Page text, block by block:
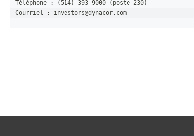
Téléphone : (514) 393-9000 (poste 230)
Courriel : investors@dynacor.com